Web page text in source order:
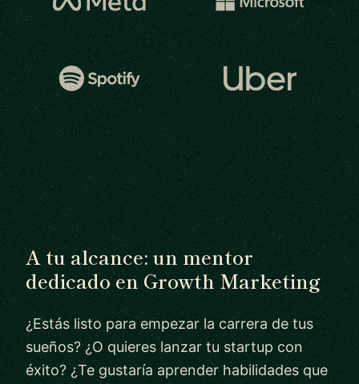
A tu alcance: un mentor
dedicado en Growth Marketing
¿Estás listo para empezar la carrera de tus
sueños? ¿O quieres lanzar tu startup con
éxito? ¿Te gustaría aprender habilidades que